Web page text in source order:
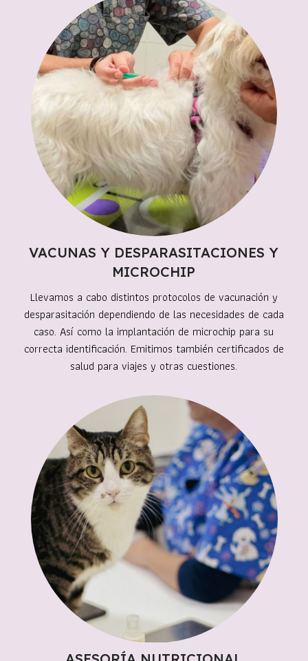
VACUNAS Y DESPARASITACIONES Y
MICROCHIP
Llevamos a cabo distintos protocolos de vacunación y
desparasitación dependiendo de las necesidades de cada
caso. Así como la implantación de microchip para su
correcta identificación. Emitimos también certificados de
salud para viajes y otras cuestiones.